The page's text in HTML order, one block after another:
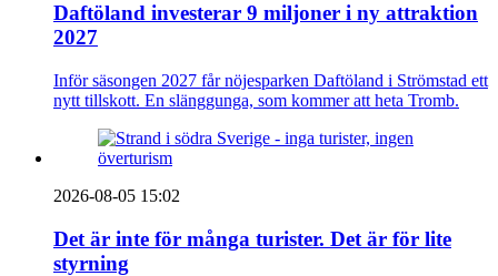
Daftöland investerar 9 miljoner i ny attraktion
2027
Inför säsongen 2027 får nöjesparken Daftöland i Strömstad ett
nytt tillskott. En slänggunga, som kommer att heta Tromb.
2026-08-05 15:02
Det är inte för många turister. Det är för lite
styrning